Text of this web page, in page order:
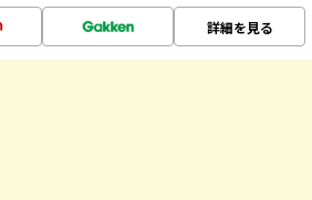
詳細を見る